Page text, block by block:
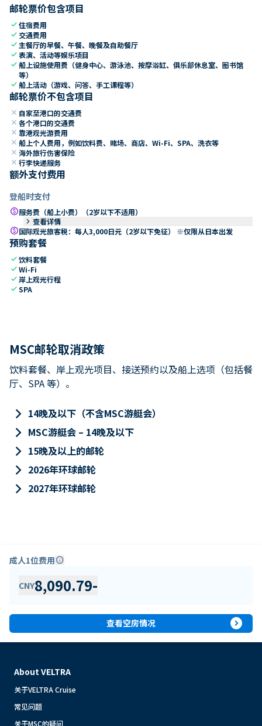
邮轮票价包含项目
check住宿费用
check 交通费用
check 主餐厅的早餐、午餐、晚餐及自助餐厅
check表演、活动等娱乐项目
check船上设施使用费（健身中心、游泳池、按摩浴缸、俱乐部休息室、图书馆
等）
check船上活动（游戏、问答、手工课程等）
邮轮票价不包含项目
close 自家至港口的交通费
close 各个港口的交通费
close 靠港观光游费用
close 船上个人费用，例如饮料费、赌场、商店、Wi-Fi、SPA、洗衣等
close 海外旅行伤害保险
close 行李快递服务
额外支付费用
登船时支付
paid服务费（船上小费）（2岁以下不适用）
keyboard_arrow_right 查看详情
paid国际观光旅客税：每人3,000日元（2岁以下免征） ※仅限从日本出发
预购套餐
check饮料套餐
checkWi-Fi
check 岸上观光行程
checkSPA
MSC邮轮取消政策
饮料套餐、岸上观光项目、接送预约以及船上选项（包括餐
厅、SPA 等）。
keyboard_arrow_right 14晚及以下（不含MSC游艇会）
keyboard_arrow_right MSC游艇会 – 14晚及以下
keyboard_arrow_right 15晚及以上的邮轮
keyboard_arrow_right 2026年环球邮轮
keyboard_arrow_right 2027年环球邮轮
成人1位费用info
CNY8,090.79-
查看空房情况 expand_circle_right
About VELTRA
关于VELTRA Cruise
常见问题
关于MSC的疑问